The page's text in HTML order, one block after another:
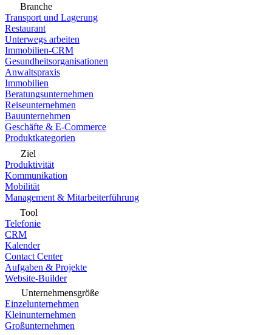
Branche
Transport und Lagerung
Restaurant
Unterwegs arbeiten
Immobilien-CRM
Gesundheitsorganisationen
Anwaltspraxis
Immobilien
Beratungsunternehmen
Reiseunternehmen
Bauunternehmen
Geschäfte & E-Commerce
Produktkategorien
Ziel
Produktivität
Kommunikation
Mobilität
Management & Mitarbeiterführung
Tool
Telefonie
CRM
Kalender
Contact Center
Aufgaben & Projekte
Website-Builder
Unternehmensgröße
Einzelunternehmen
Kleinunternehmen
Großunternehmen